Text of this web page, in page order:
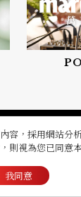
容，採用網站分
則視為您已同意
我同意